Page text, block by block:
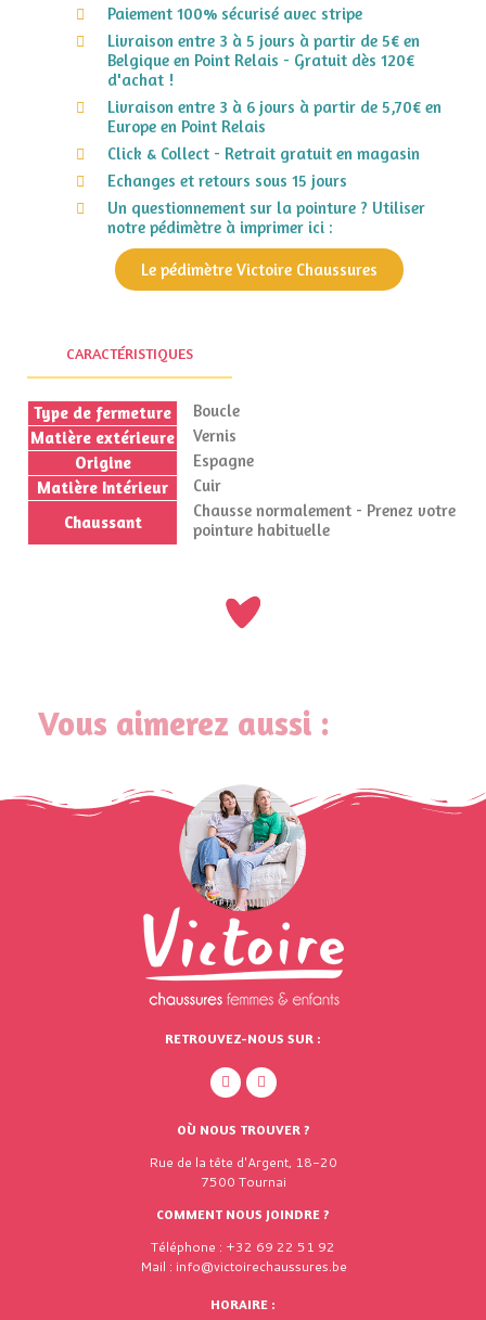
Paiement 100% sécurisé avec stripe
Livraison entre 3 à 5 jours à partir de 5€ en
Belgique en Point Relais - Gratuit dès 120€
d'achat !
Livraison entre 3 à 6 jours à partir de 5,70€ en
Europe en Point Relais
Click & Collect - Retrait gratuit en magasin
Echanges et retours sous 15 jours
Un questionnement sur la pointure ? Utiliser
notre pédimètre à imprimer ici :
Le pédimètre Victoire Chaussures
CARACTÉRISTIQUES
Type de fermeture
Boucle
Matière extérieure
Vernis
Origine
Espagne
Matière Intérieur
Cuir
Chaussant
Chausse normalement - Prenez votre
pointure habituelle
Vous aimerez aussi :
RETROUVEZ-NOUS SUR :
OÙ NOUS TROUVER ?
Rue de la tête d'Argent, 18-20
7500 Tournai
COMMENT NOUS JOINDRE ?
Téléphone : +32 69 22 51 92
Mail : info@victoirechaussures.be
HORAIRE :